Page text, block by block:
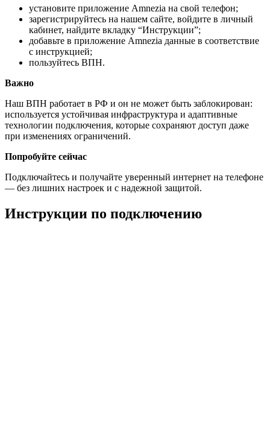
установите приложение Amnezia на свой телефон;
зарегистрируйтесь на нашем сайте, войдите в личный
кабинет, найдите вкладку “Инструкции”;
добавьте в приложение Amnezia данные в соответствие
с инструкцией;
пользуйтесь ВПН.
Важно
Наш ВПН работает в РФ и он не может быть заблокирован:
используется устойчивая инфраструктура и адаптивные
технологии подключения, которые сохраняют доступ даже
при изменениях ограничений.
Попробуйте сейчас
Подключайтесь и получайте уверенный интернет на телефоне
— без лишних настроек и с надежной защитой.
Инструкции по подключению